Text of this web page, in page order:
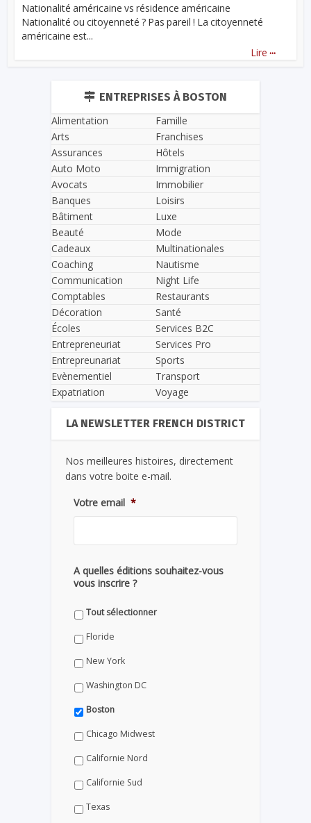
Nationalité américaine vs résidence américaine
Nationalité ou citoyenneté ? Pas pareil ! La citoyenneté
américaine est...
Lire ...
ENTREPRISES À BOSTON
Alimentation
Arts
Assurances
Auto Moto
Avocats
Banques
Bâtiment
Beauté
Cadeaux
Coaching
Communication
Comptables
Décoration
Écoles
Entrepreneuriat
Entrepreunariat
Evènementiel
Expatriation
Famille
Franchises
Hôtels
Immigration
Immobilier
Loisirs
Luxe
Mode
Multinationales
Nautisme
Night Life
Restaurants
Santé
Services B2C
Services Pro
Sports
Transport
Voyage
LA NEWSLETTER FRENCH DISTRICT
Nos meilleures histoires, directement
dans votre boite e-mail.
Votre email *
A quelles éditions souhaitez-vous
vous inscrire ?
Tout sélectionner
Floride
New York
Washington DC
Boston
Chicago Midwest
Californie Nord
Californie Sud
Texas